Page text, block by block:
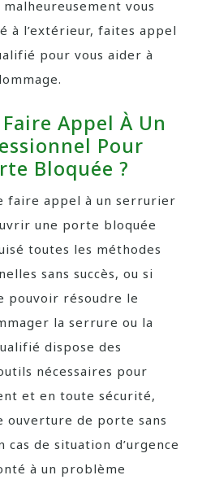
vous
à l’extérieur, faites appel
pour vous aider à
Appel À Un
Pour
Bloquée ?
faire appel à un serrurier
une porte bloquée
toutes les méthodes
sans succès, ou si
pouvoir résoudre le
la serrure ou la
dispose des
nécessaires pour
et en toute sécurité,
ouverture de porte sans
cas de situation d’urgence
à un problème